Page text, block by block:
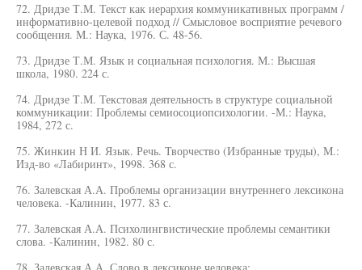
72. Дридзе Т.М. Текст как иерархия коммуникативных программ /
информативно-целевой подход // Смысловое восприятие речевого
сообщения. М.: Наука, 1976. С. 48-56.
73. Дридзе Т.М. Язык и социальная психология. М.: Высшая
школа, 1980. 224 с.
74. Дридзе Т.М. Текстовая деятельность в структуре социальной
коммуникации: Проблемы семиосоциопсихологии. -М.: Наука,
1984, 272 с.
75. Жинкин Н И. Язык. Речь. Творчество (Избранные труды), М.:
Изд-во «Лабиринт», 1998. 368 с.
76. Залевская А.А. Проблемы организации внутреннего лексикона
человека. -Калинин, 1977. 83 с.
77. Залевская А.А. Психолингвистические проблемы семантики
слова. -Калинин, 1982. 80 с.